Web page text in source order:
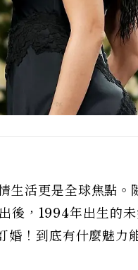
生活更是全球焦點。
，1994年出生的未
！到底有什麼魅力